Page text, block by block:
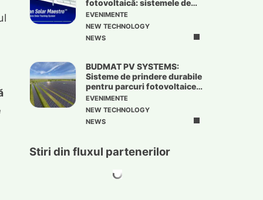
fotovoltaică: sistemele de
urmărire solară
EVENIMENTE
NEW TECHNOLOGY
NEWS
BUDMAT PV SYSTEMS:
Sisteme de prindere durabile
pentru parcuri fotovoltaice
de mari dimensiuni
EVENIMENTE
NEW TECHNOLOGY
NEWS
Stiri din fluxul partenerilor